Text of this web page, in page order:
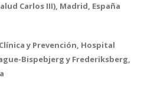
Carlos III), Madrid, España
y Prevención, Hospital
Bispebjerg y Frederiksberg,